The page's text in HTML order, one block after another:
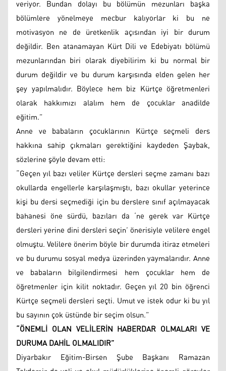
veriyor. Bundan dolayı bu bölümün mezunları başka
bölümlere yönelmeye mecbur kalıyorlar ki bu ne
motivasyon ne de üretkenlik açısından iyi bir durum
değildir. Ben atanamayan Kürt Dili ve Edebiyatı bölümü
mezunlarından biri olarak diyebilirim ki bu normal bir
durum değildir ve bu durum karşısında elden gelen her
şey yapılmalıdır. Böylece hem biz Kürtçe öğretmenleri
olarak hakkımızı alalım hem de çocuklar anadilde
eğitim.”
Anne ve babaların çocuklarının Kürtçe seçmeli ders
hakkına sahip çıkmaları gerektiğini kaydeden Şaybak,
sözlerine şöyle devam etti:
“Geçen yıl bazı veliler Kürtçe dersleri seçme zamanı bazı
okullarda engellerle karşılaşmıştı, bazı okullar yeterince
kişi bu dersi seçmediği için bu derslere sınıf açılmayacak
bahanesi öne sürdü, bazıları da ‘ne gerek var Kürtçe
dersleri yerine dini dersleri seçin’ önerisiyle velilere engel
olmuştu. Velilere önerim böyle bir durumda itiraz etmeleri
ve bu durumu sosyal medya üzerinden yaymalarıdır. Anne
ve babaların bilgilendirmesi hem çocuklar hem de
öğretmenler için kilit noktadır. Geçen yıl 20 bin öğrenci
Kürtçe seçmeli dersleri seçti. Umut ve istek odur ki bu yıl
bu sayının çok üstünde bir seçim olsun.”
“ÖNEMLİ OLAN VELİLERİN HABERDAR OLMALARI VE
DURUMA DAHİL OLMALIDIR”
Diyarbakır Eğitim-Birsen Şube Başkanı Ramazan